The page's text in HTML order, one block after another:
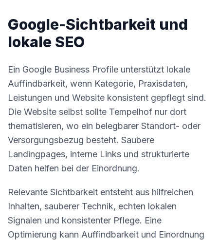
Google-Sichtbarkeit und
lokale SEO
Ein Google Business Profile unterstützt lokale
Auffindbarkeit, wenn Kategorie, Praxisdaten,
Leistungen und Website konsistent gepflegt sind.
Die Website selbst sollte Tempelhof nur dort
thematisieren, wo ein belegbarer Standort- oder
Versorgungsbezug besteht. Saubere
Landingpages, interne Links und strukturierte
Daten helfen bei der Einordnung.
Relevante Sichtbarkeit entsteht aus hilfreichen
Inhalten, sauberer Technik, echten lokalen
Signalen und konsistenter Pflege. Eine
Optimierung kann Auffindbarkeit und Einordnung